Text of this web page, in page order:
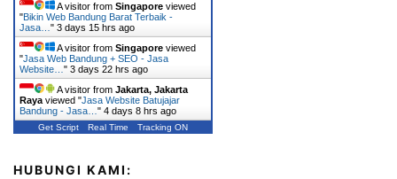
A visitor from Singapore viewed
"Bikin Web Bandung Barat Terbaik -
Jasa…" 3 days 15 hrs ago
A visitor from Singapore viewed
"Jasa Web Bandung + SEO - Jasa
Website…" 3 days 22 hrs ago
A visitor from Jakarta, Jakarta
Rayaviewed "Jasa Website Batujajar
Bandung - Jasa…" 4 days 8 hrs ago
Get Script Real Time Tracking ON
HUBUNGI KAMI: